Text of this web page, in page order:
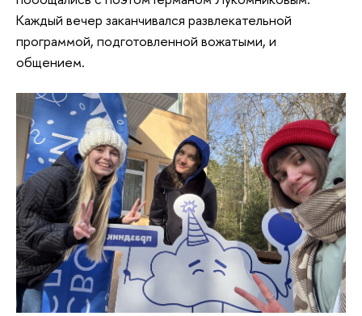
Каждый вечер заканчивался развлекательной
программой, подготовленной вожатыми, и
общением.